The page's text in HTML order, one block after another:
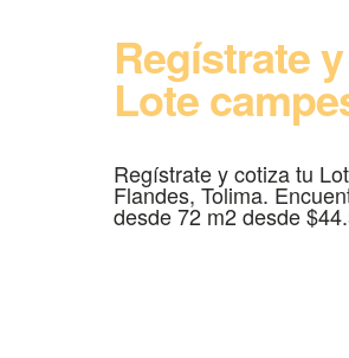
Regístrate
Lote
Regístrate y cotiza tu
Flandes, Tolima.
desde 72 m2 desde